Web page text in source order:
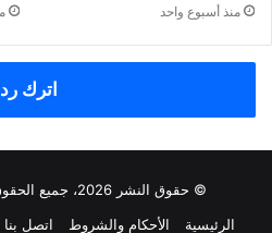
منذ أسبوع واحد
اترك رد
© حقوق النشر 2026، جميع الحقوق محفوظة |
الرئيسية
الأحكام والشروط اتصل بنا